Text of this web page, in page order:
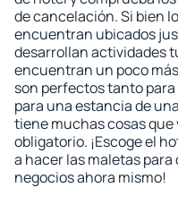
de cancelación. Si bien
encuentran ubicados
desarrollan actividades
encuentran un poco
son perfectos tanto
para una estancia de
tiene muchas cosas
obligatorio. ¡Escoge el
a hacer las maletas
negocios ahora mismo!